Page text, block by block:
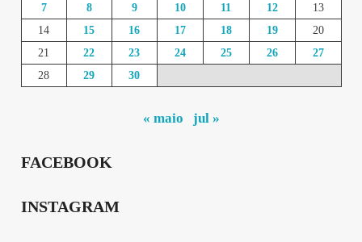
7
8 9 10 11 12
13
14
15 16 17 18 19
20
21
22 23 24 25 26
27
28
29 30
« maio jul »
FACEBOOK
INSTAGRAM